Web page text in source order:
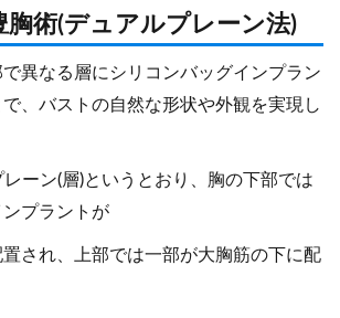
胸術(デュアルプレーン法)
異なる層にシリコンバッグインプラン
で、バストの自然な形状や外観を実現し
ーン(層)というとおり、胸の下部では
プラントが
され、上部では一部が大胸筋の下に配